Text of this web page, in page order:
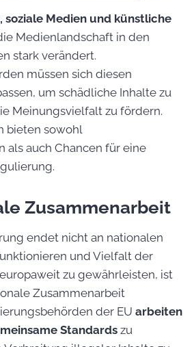
soziale Medien und künstliche
Medienlandschaft in den
stark verändert.
müssen sich diesen
um schädliche Inhalte zu
Meinungsvielfalt zu fördern.
bieten sowohl
als auch Chancen für eine
Zusammenarbeit
endet nicht an nationalen
und Vielfalt der
zu gewährleisten, ist
Zusammenarbeit
der EU arbeiten
Standards zu